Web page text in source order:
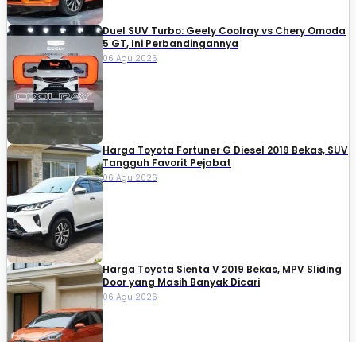
Duel SUV Turbo: Geely Coolray vs Chery Omoda
5 GT, Ini Perbandingannya
06 Agu 2026
Harga Toyota Fortuner G Diesel 2019 Bekas, SUV
Tangguh Favorit Pejabat
06 Agu 2026
Harga Toyota Sienta V 2019 Bekas, MPV Sliding
Door yang Masih Banyak Dicari
06 Agu 2026